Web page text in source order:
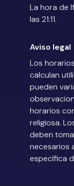
La hora de
las 21:11.
Aviso legal
Los
calculan
pueden
horarios
religiosa.
deben
necesarios
específica